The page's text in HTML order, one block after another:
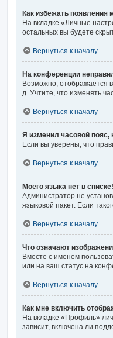
Как избежать появления
На вкладке «Личные
остальных вы будете
Вернуться к началу
На конференции
Возможно, отображается
д. Учтите, что изменять
Вернуться к началу
Я изменил часовой пояс,
Если вы уверены, что
Вернуться к началу
Моего языка нет в списке!
Администратор не
языковой пакет. Если
Вернуться к началу
Что означают
Вместе с именем
или на ваш статус на
Вернуться к началу
Как мне включить
На вкладке «Профиль»
зависит, включена ли